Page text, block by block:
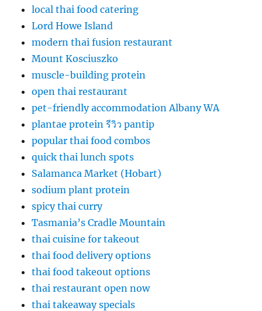
local thai food catering
Lord Howe Island
modern thai fusion restaurant
Mount Kosciuszko
muscle-building protein
open thai restaurant
pet-friendly accommodation Albany WA
plantae protein รีวิว pantip
popular thai food combos
quick thai lunch spots
Salamanca Market (Hobart)
sodium plant protein
spicy thai curry
Tasmania’s Cradle Mountain
thai cuisine for takeout
thai food delivery options
thai food takeout options
thai restaurant open now
thai takeaway specials